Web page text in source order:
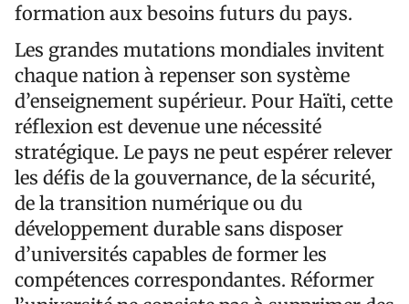
formation aux besoins futurs du pays.
Les grandes mutations mondiales invitent
chaque nation à repenser son système
d’enseignement supérieur. Pour Haïti, cette
réflexion est devenue une nécessité
stratégique. Le pays ne peut espérer relever
les défis de la gouvernance, de la sécurité,
de la transition numérique ou du
développement durable sans disposer
d’universités capables de former les
compétences correspondantes. Réformer